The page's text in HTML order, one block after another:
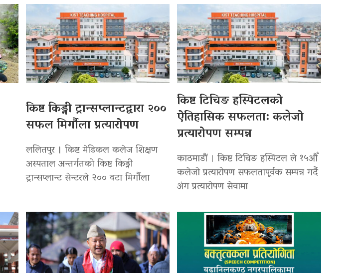
किष्ट किड्नी ट्रान्सप्लान्टद्वारा २००
सफल मिर्गौला प्रत्यारोपण
ललितपुर । किष्ट मेडिकल कलेज शिक्षण
अस्पताल अन्तर्गतको किष्ट किड्नी
ट्रान्सप्लान्ट सेन्टरले २०० वटा मिर्गौला
किष्ट टिचिङ हस्पिटलको
ऐतिहासिक सफलता: कलेजो
प्रत्यारोपण सम्पन्न
काठमाडौं । किष्ट टिचिङ हस्पिटल ले १५औँ
कलेजो प्रत्यारोपण सफलतापूर्वक सम्पन्न गर्दै
अंग प्रत्यारोपण सेवामा